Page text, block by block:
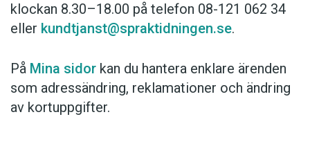
klockan 8.30–18.00 på telefon 08-121 062 34
eller kundtjanst@spraktidningen.se.
På Mina sidor kan du hantera enklare ärenden
som adressändring, reklamationer och ändring
av kortuppgifter.